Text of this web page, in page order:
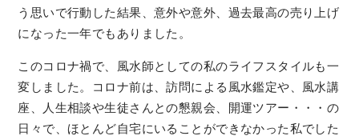
う思いで行動した結果、意外や意外、過去最高の売り上げ
になった一年でもありました。
このコロナ禍で、風水師としての私のライフスタイルも一
変しました。コロナ前は、訪問による風水鑑定や、風水講
座、人生相談や生徒さんとの懇親会、開運ツアー・・・の
日々で、ほとんど自宅にいることができなかった私でした